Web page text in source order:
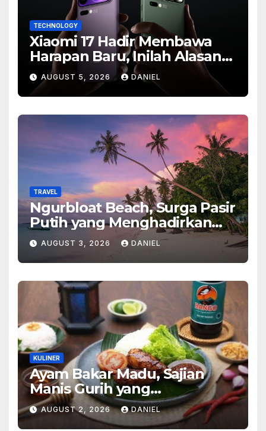
TECHNOLOGY
Xiaomi 17 Hadir Membawa
Harapan Baru, Inilah Alasan
Banyak Orang Menantikan
Ponsel Flagship Ini
AUGUST 5, 2026 DANIEL
TRAVEL
Ngurbloat Beach, Surga Pasir
Putih yang Menghadirkan
Ketenangan dan Pesona
Alam Tak Terlupakan
AUGUST 3, 2026 DANIEL
KULINER
Ayam Bakar Madu, Sajian
Manis Gurih yang
Menghangatkan Suasana
Makan
AUGUST 2, 2026 DANIEL